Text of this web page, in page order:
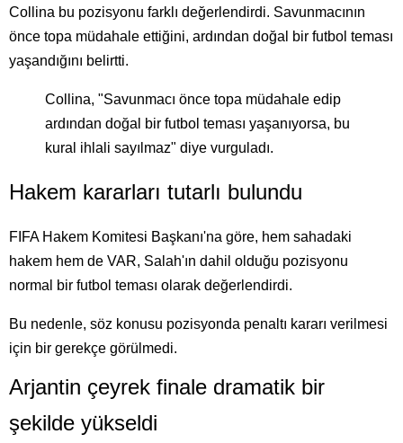
Collina bu pozisyonu farklı değerlendirdi. Savunmacının
önce topa müdahale ettiğini, ardından doğal bir futbol teması
yaşandığını belirtti.
Collina, "Savunmacı önce topa müdahale edip
ardından doğal bir futbol teması yaşanıyorsa, bu
kural ihlali sayılmaz" diye vurguladı.
Hakem kararları tutarlı bulundu
FIFA Hakem Komitesi Başkanı'na göre, hem sahadaki
hakem hem de VAR, Salah'ın dahil olduğu pozisyonu
normal bir futbol teması olarak değerlendirdi.
Bu nedenle, söz konusu pozisyonda penaltı kararı verilmesi
için bir gerekçe görülmedi.
Arjantin çeyrek finale dramatik bir
şekilde yükseldi